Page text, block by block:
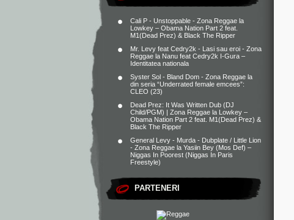
Cali P - Unstoppable - Zona Reggae la
Lowkey – Obama Nation Part 2 feat.
M1(Dead Prez) & Black The Ripper
Mr. Levy feat Cedry2k - Lasi sau eroi - Zona
Reggae la Nanu feat Cedry2k I-Gura –
Identitatea nationala
Syster Sol - Bland Dom - Zona Reggae la
din seria “Underrated female emcees”:
CLEO (23)
Dead Prez: It Was Written Dub (DJ
Child/PGM) | Zona Reggae la Lowkey –
Obama Nation Part 2 feat. M1(Dead Prez) &
Black The Ripper
General Levy - Murda - Dubplate / Little Lion
- Zona Reggae la Yasiin Bey (Mos Def) –
Niggas In Poorest (Niggas In Paris
Freestyle)
PARTENERI